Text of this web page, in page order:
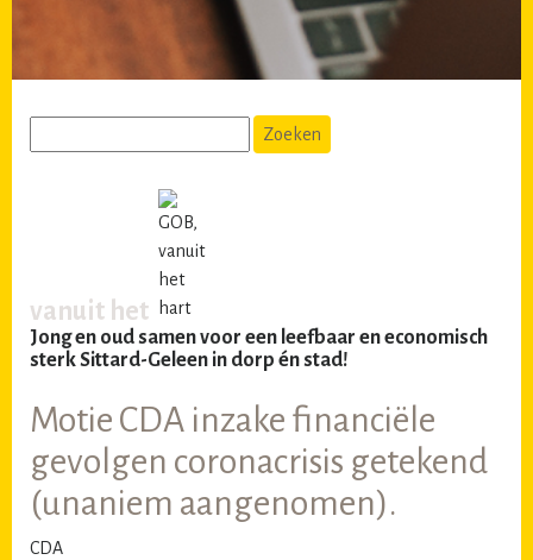
vanuit het
Jong en oud samen voor een leefbaar en economisch
sterk Sittard-Geleen in dorp én stad!
Motie CDA inzake financiële
gevolgen coronacrisis getekend
(unaniem aangenomen).
CDA